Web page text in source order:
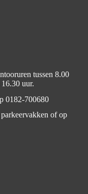
tussen 8.00
uur.
0182-700680
of op